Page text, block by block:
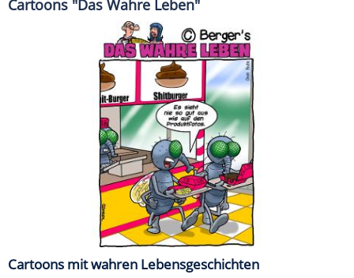
Cartoons "Das Wahre Leben"
Cartoons mit wahren Lebensgeschichten